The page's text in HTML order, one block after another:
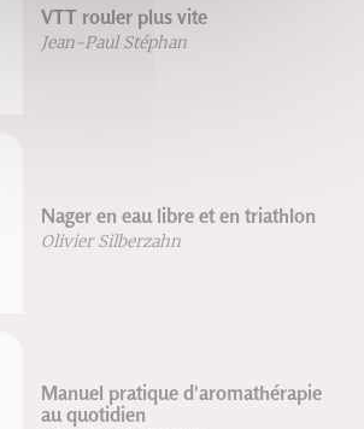
VTT rouler plus vite
Jean-Paul Stéphan
Nager en eau libre et en triathlon
Olivier Silberzahn
Manuel pratique d'aromathérapie
au quotidien